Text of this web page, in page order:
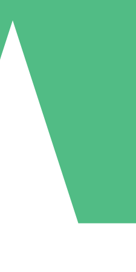
Geen maandelijkse verplichting